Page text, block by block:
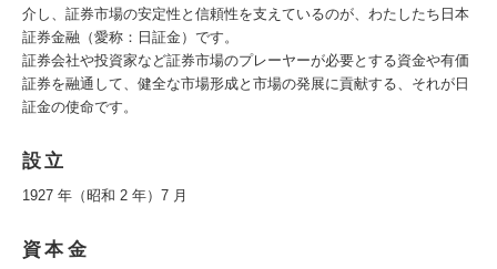
介し、証券市場の安定性と信頼性を支えているのが、わたしたち日本
証券金融（愛称：日証金）です。
証券会社や投資家など証券市場のプレーヤーが必要とする資金や有価
証券を融通して、健全な市場形成と市場の発展に貢献する、それが日
証金の使命です。
設立
1927 年（昭和 2 年）7 月
資本金